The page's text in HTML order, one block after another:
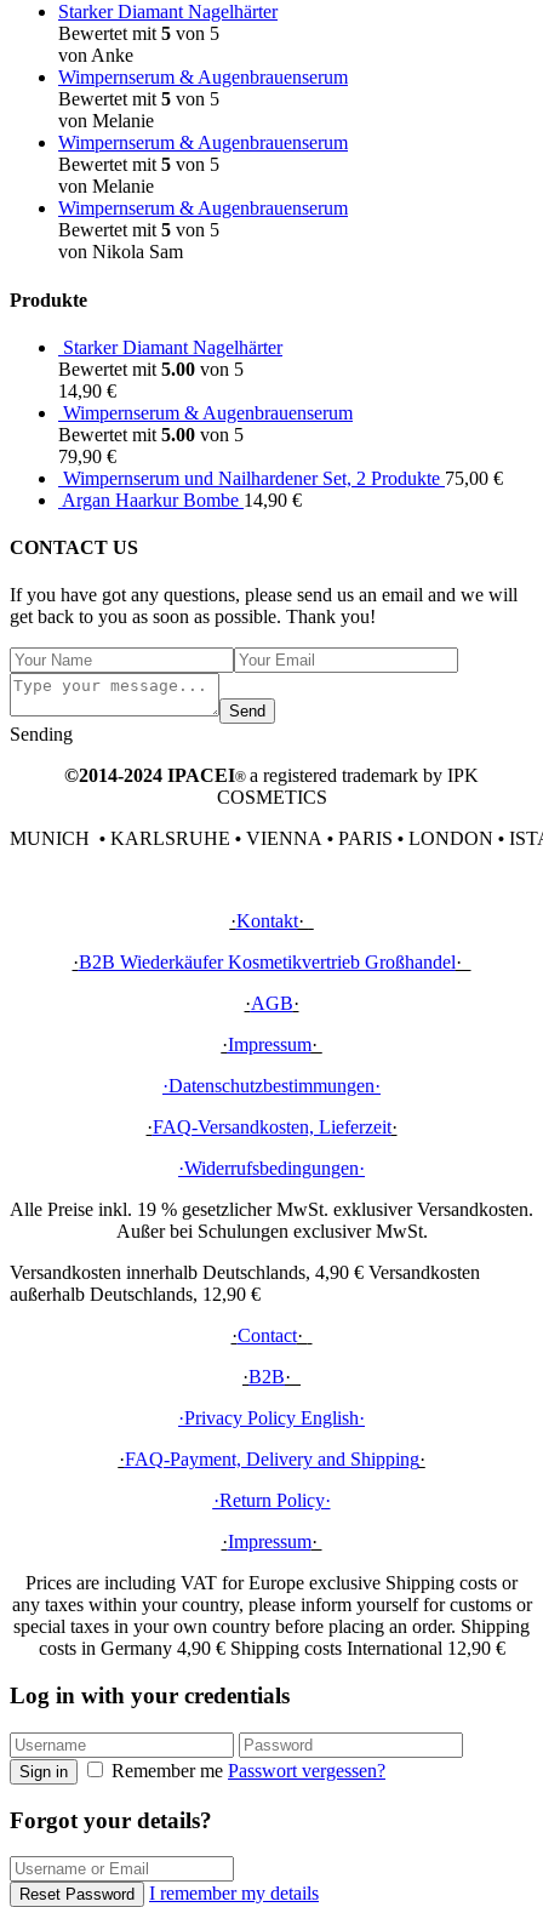
Starker Diamant Nagelhärter
Bewertet mit 5 von 5
von Anke
Wimpernserum & Augenbrauenserum
Bewertet mit 5 von 5
von Melanie
Wimpernserum & Augenbrauenserum
Bewertet mit 5 von 5
von Melanie
Wimpernserum & Augenbrauenserum
Bewertet mit 5 von 5
von Nikola Sam
Produkte
Starker Diamant Nagelhärter
Bewertet mit 5.00 von 5
14,90 €
Wimpernserum & Augenbrauenserum
Bewertet mit 5.00 von 5
79,90 €
Wimpernserum und Nailhardener Set, 2 Produkte 75,00 €
Argan Haarkur Bombe 14,90 €
CONTACT US
If you have got any questions, please send us an email and we will
get back to you as soon as possible. Thank you!
Send
Sending
©2014-2024 IPACEI® a registered trademark by IPK
COSMETICS
MUNICH • KARLSRUHE • VIENNA • PARIS • LONDON •
·Kontakt·
·B2B Wiederkäufer Kosmetikvertrieb Großhandel·
·AGB·
·Impressum·
·Datenschutzbestimmungen·
·FAQ-Versandkosten, Lieferzeit·
·Widerrufsbedingungen·
Alle Preise inkl. 19 % gesetzlicher MwSt. exklusiver Versandkosten.
Außer bei Schulungen exclusiver MwSt.
Versandkosten innerhalb Deutschlands, 4,90 € Versandkosten
außerhalb Deutschlands, 12,90 €
·Contact·
·B2B·
·Privacy Policy English·
·FAQ-Payment, Delivery and Shipping·
·Return Policy·
·Impressum·
Prices are including VAT for Europe exclusive Shipping costs or
any taxes within your country, please inform yourself for customs or
special taxes in your own country before placing an order. Shipping
costs in Germany 4,90 € Shipping costs International 12,90 €
Log in with your credentials
Sign in Remember me Passwort vergessen?
Forgot your details?
Reset Password I remember my details